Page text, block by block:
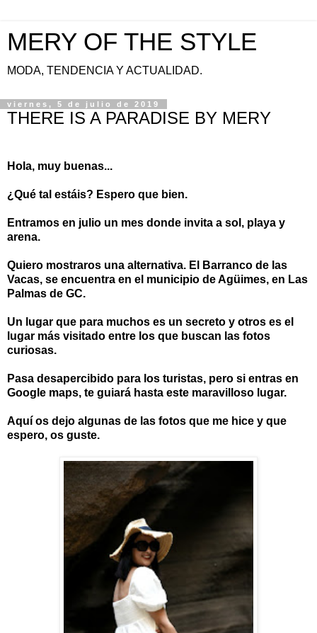
MERY OF THE STYLE
MODA, TENDENCIA Y ACTUALIDAD.
viernes, 5 de julio de 2019
THERE IS A PARADISE BY MERY
Hola, muy buenas...
¿Qué tal estáis? Espero que bien.
Entramos en julio un mes donde invita a sol, playa y
arena.
Quiero mostraros una alternativa. El Barranco de las
Vacas, se encuentra en el municipio de Agüimes, en Las
Palmas de GC.
Un lugar que para muchos es un secreto y otros es el
lugar más visitado entre los que buscan las fotos
curiosas.
Pasa desapercibido para los turistas, pero si entras en
Google maps, te guiará hasta este maravilloso lugar.
Aquí os dejo algunas de las fotos que me hice y que
espero, os guste.